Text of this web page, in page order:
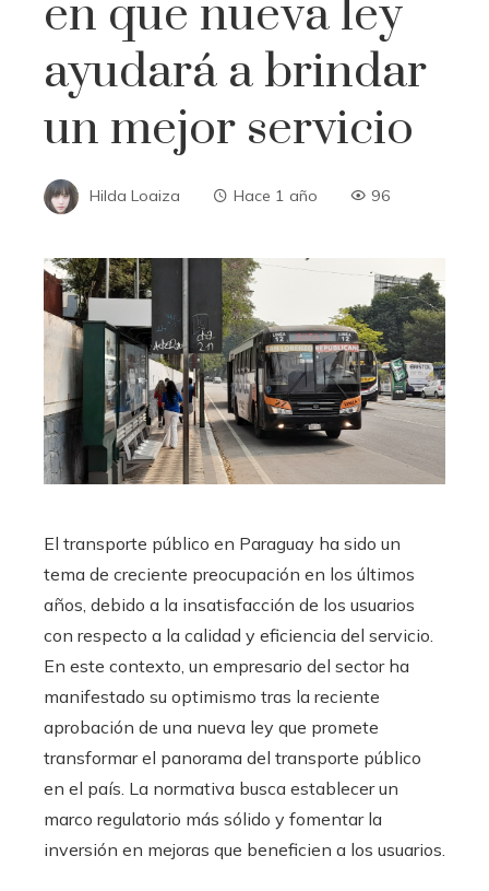
en que nueva ley
ayudará a brindar
un mejor servicio
Hilda Loaiza Hace 1 año 96
El transporte público en Paraguay ha sido un
tema de creciente preocupación en los últimos
años, debido a la insatisfacción de los usuarios
con respecto a la calidad y eficiencia del servicio.
En este contexto, un empresario del sector ha
manifestado su optimismo tras la reciente
aprobación de una nueva ley que promete
transformar el panorama del transporte público
en el país. La normativa busca establecer un
marco regulatorio más sólido y fomentar la
inversión en mejoras que beneficien a los usuarios.